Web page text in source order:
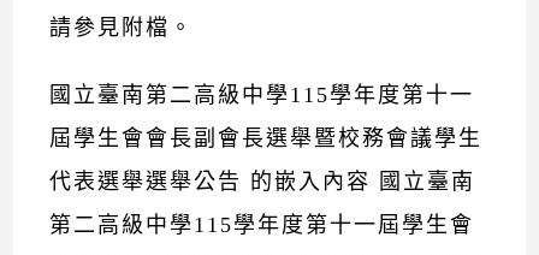
請參見附檔。
國立臺南第二高級中學115學年度第十一
屆學生會會長副會長選舉暨校務會議學生
代表選舉選舉公告 的嵌入內容
國立臺南
第二高級中學115學年度第十一屆學生會